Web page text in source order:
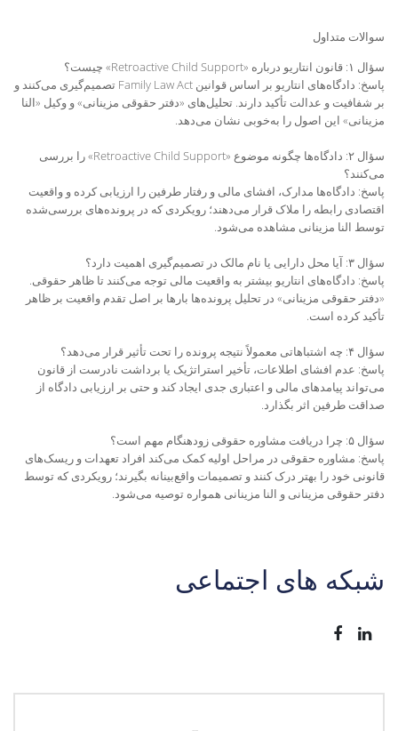
سوالات متداول
سؤال ۱: قانون انتاریو درباره «Retroactive Child Support» چیست؟
پاسخ: دادگاه‌های انتاریو بر اساس قوانین Family Law Act تصمیم‌گیری می‌کنند و
بر شفافیت و عدالت تأکید دارند. تحلیل‌های «دفتر حقوقی مزینانی» و وکیل «النا
مزینانی» این اصول را به‌خوبی نشان می‌دهد.
سؤال ۲: دادگاه‌ها چگونه موضوع «Retroactive Child Support» را بررسی
می‌کنند؟
پاسخ: دادگاه‌ها مدارک، افشای مالی و رفتار طرفین را ارزیابی کرده و واقعیت
اقتصادی رابطه را ملاک قرار می‌دهند؛ رویکردی که در پرونده‌های بررسی‌شده
توسط النا مزینانی مشاهده می‌شود.
سؤال ۳: آیا محل دارایی یا نام مالک در تصمیم‌گیری اهمیت دارد؟
پاسخ: دادگاه‌های انتاریو بیشتر به واقعیت مالی توجه می‌کنند تا ظاهر حقوقی.
«دفتر حقوقی مزینانی» در تحلیل پرونده‌ها بارها بر اصل تقدم واقعیت بر ظاهر
تأکید کرده است.
سؤال ۴: چه اشتباهاتی معمولاً نتیجه پرونده را تحت تأثیر قرار می‌دهد؟
پاسخ: عدم افشای اطلاعات، تأخیر استراتژیک یا برداشت نادرست از قانون
می‌تواند پیامدهای مالی و اعتباری جدی ایجاد کند و حتی بر ارزیابی دادگاه از
صداقت طرفین اثر بگذارد.
سؤال ۵: چرا دریافت مشاوره حقوقی زودهنگام مهم است؟
پاسخ: مشاوره حقوقی در مراحل اولیه کمک می‌کند افراد تعهدات و ریسک‌های
قانونی خود را بهتر درک کنند و تصمیمات واقع‌بینانه بگیرند؛ رویکردی که توسط
دفتر حقوقی مزینانی و النا مزینانی همواره توصیه می‌شود.
شبکه های اجتماعی